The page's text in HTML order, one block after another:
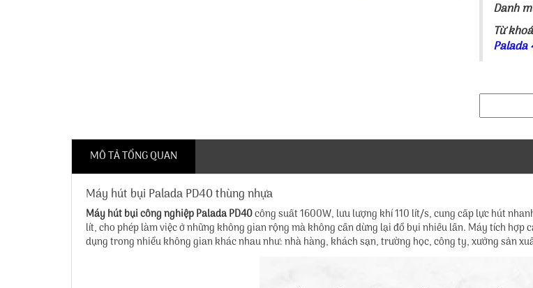
Danh
Từ
Palada
MÔ TẢ TỔNG QUAN
Máy hút bụi Palada PD40 thùng nhựa
Máy hút bụi công nghiệp Palada PD40công suất 1600W, lưu lượng khí 110 lít/s, cung cấp lực hút
lít, cho phép làm việc ở những không gian rộng mà không cần dừng lại đổ bụi nhiều lần. Máy tích
dụng trong nhiểu không gian khác nhau như: nhà hàng, khách sạn, trường học, công ty, xưởng sản